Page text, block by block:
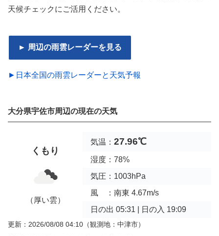
天候チェックにご活用ください。
► 周辺の雨雲レーダーを見る
►日本全国の雨雲レーダーと天気予報
大分県宇佐市周辺の現在の天気
くもり
（厚い雲）
気温： 27.96℃
湿度：78%
気圧：1003hPa
風 ：南東 4.67m/s
日の出 05:31 | 日の入 19:09
更新：2026/08/08 04:10 （観測地：中津市）